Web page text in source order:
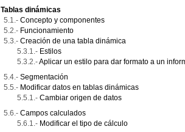
Tablas dinámicas
Concepto y componentes
Funcionamiento
Creación de una tabla dinámica
Estilos
Aplicar un estilo para dar formato a un
Segmentación
Modificar datos en tablas dinámicas
Cambiar origen de datos
Campos calculados
Modificar el tipo de cálculo